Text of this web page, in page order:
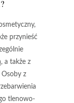
przynieść
a także z
z
tlenowo-